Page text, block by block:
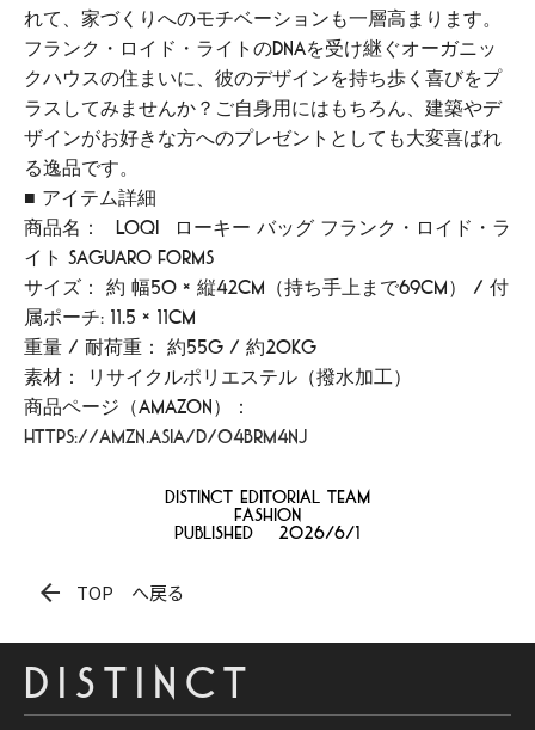
れて、家づくりへのモチベーションも一層高まります。
フランク・ロイド・ライトのDNAを受け継ぐオーガニッ
クハウスの住まいに、彼のデザインを持ち歩く喜びをプ
ラスしてみませんか？ご自身用にはもちろん、建築やデ
ザインがお好きな方へのプレゼントとしても大変喜ばれ
る逸品です。
■ アイテム詳細
商品名： [LOQI] ローキー バッグ フランク・ロイド・ラ
イト Saguaro Forms
サイズ： 約 幅50 × 縦42cm（持ち手上まで69cm） / 付
属ポーチ: 11.5 × 11cm
重量 / 耐荷重： 約55g / 約20kg
素材： リサイクルポリエステル（撥水加工）
商品ページ（Amazon）：
https://amzn.asia/d/04BrM4nJ
distinct Editorial team
Fashion
Published 2026/6/1
arrow_back TOP へ戻る
DISTINCT